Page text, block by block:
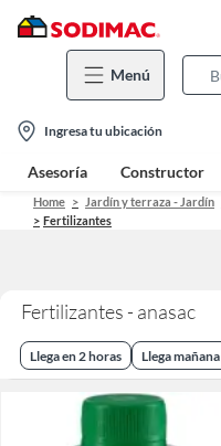
Menú
location-
icon
Ingresa tu ubicación
Asesoría Constructor
Home Jardín y terraza - Jardín
Fertilizantes
Fertilizantes - anasac
Llega en 2 horas Llega mañana